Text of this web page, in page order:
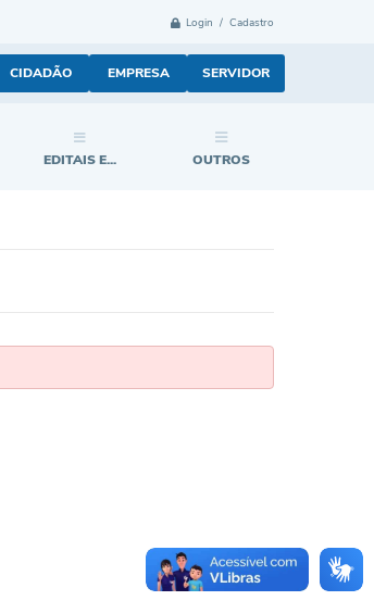
Login / Cadastro
CIDADÃO EMPRESA SERVIDOR
EDITAIS E... OUTROS